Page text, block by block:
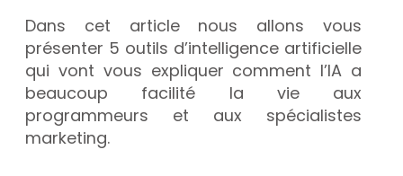
Dans cet article nous allons vous
présenter 5 outils d’intelligence artificielle
qui vont vous expliquer comment l’IA a
beaucoup facilité la vie aux
programmeurs et aux spécialistes
marketing.